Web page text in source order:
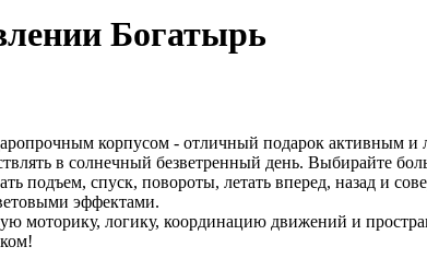
Богатырь
корпусом - отличный подарок активным
в солнечный безветренный день. Выбирайте
подъем, спуск, повороты, летать вперед, назад и
эффектами.
моторику, логику, координацию движений и